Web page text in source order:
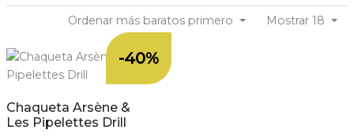
Mostrar 18
Ordenar más baratos primero
-40%
Chaqueta Arsène &
Les Pipelettes Drill